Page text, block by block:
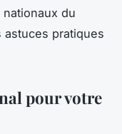
du
astuces pratiques
pour votre